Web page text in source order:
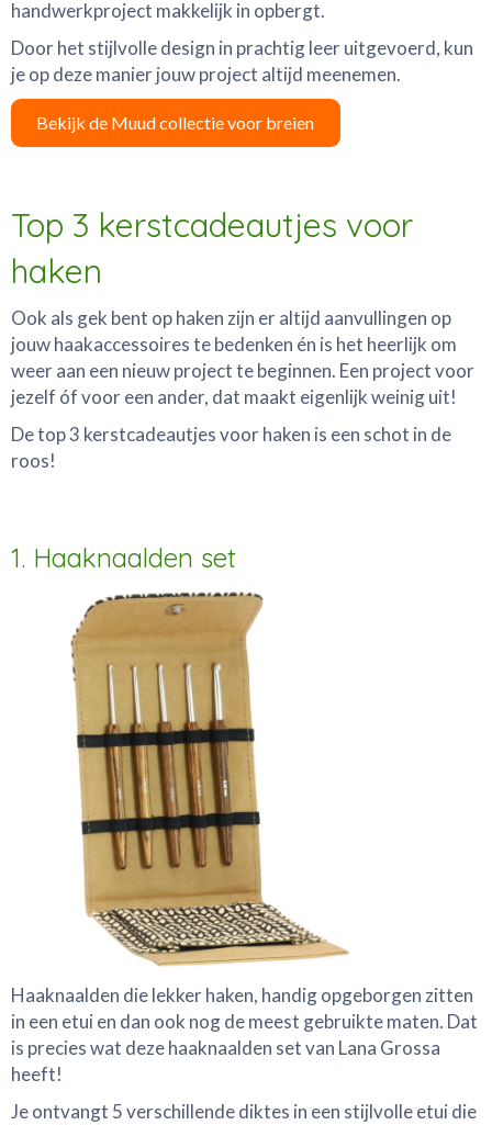
handwerkproject makkelijk in opbergt.
Door het stijlvolle design in prachtig leer uitgevoerd, kun
je op deze manier jouw project altijd meenemen.
Bekijk de Muud collectie voor breien
Top 3 kerstcadeautjes voor
haken
Ook als gek bent op haken zijn er altijd aanvullingen op
jouw haakaccessoires te bedenken én is het heerlijk om
weer aan een nieuw project te beginnen. Een project voor
jezelf óf voor een ander, dat maakt eigenlijk weinig uit!
De top 3 kerstcadeautjes voor haken is een schot in de
roos!
1. Haaknaalden set
Haaknaalden die lekker haken, handig opgeborgen zitten
in een etui en dan ook nog de meest gebruikte maten. Dat
is precies wat deze haaknaalden set van Lana Grossa
heeft!
Je ontvangt 5 verschillende diktes in een stijlvolle etui die